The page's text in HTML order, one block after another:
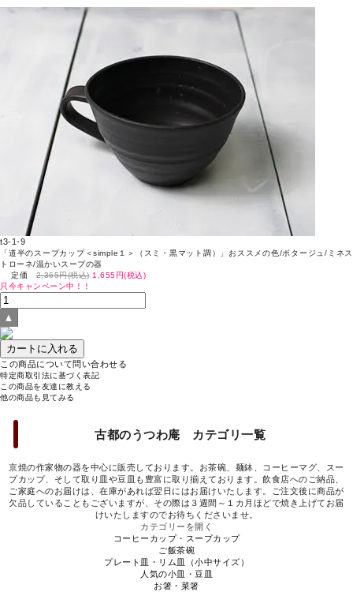
t3-1-9
「道半のスープカップ＜simple１＞（スミ・黒マット調）」おススメの色/ボタージュ/ミネス
トローネ/温かいスープの器
定価2,365円(税込) 1,655円(税込)
只今キャンペーン中！！
この商品について問い合わせる
特定商取引法に基づく表記
この商品を友達に教える
他の商品も見てみる
古都のうつわ庵 カテゴリ一覧
京焼の作家物の器を中心に販売しております。お茶碗、麺鉢、コーヒーマグ、スー
プカップ、そして取り皿や豆皿も豊富に取り揃えております。飲食店へのご納品、
ご家庭へのお届けは、在庫があれば翌日にはお届けいたします。ご注文後に商品が
欠品していることもございますが、その際は３週間～１カ月ほどで焼き上げてお届
けいたしますのでお待ちくださいませ。
カテゴリーを開く
コーヒーカップ・スープカップ
ご飯茶碗
プレート皿・リム皿（小中サイズ）
人気の小皿・豆皿
お箸・菜箸